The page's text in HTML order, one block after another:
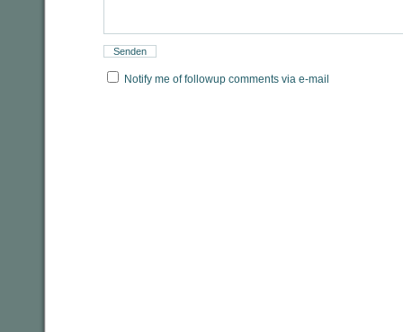
Notify me of followup comments via e-mail